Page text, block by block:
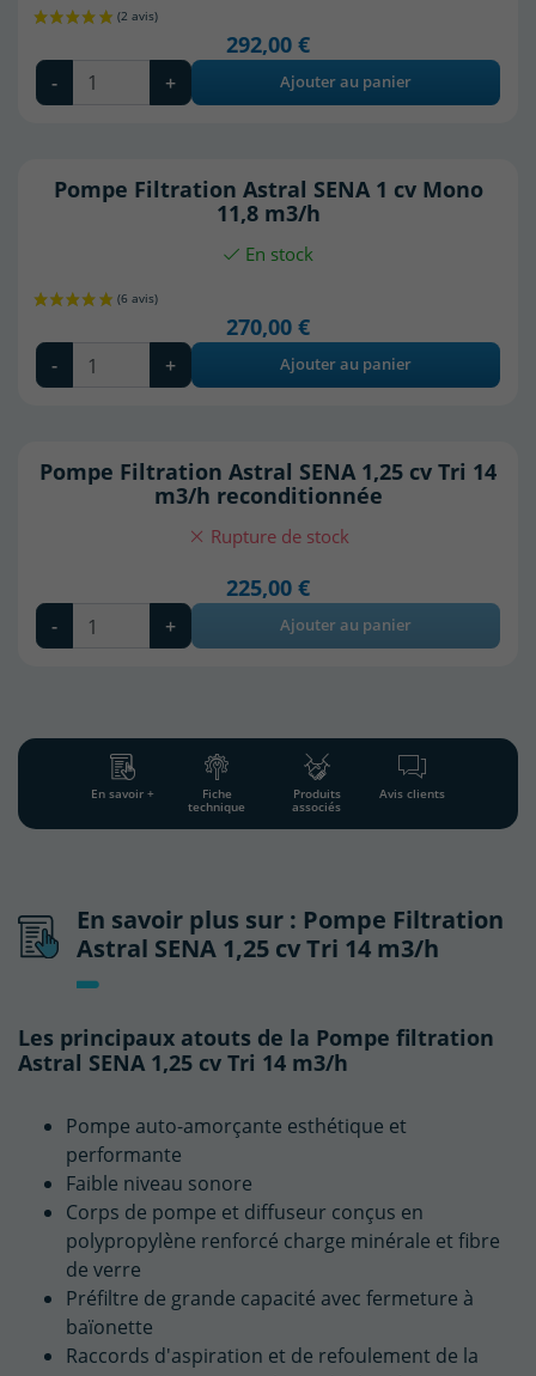
(4 avis)
292,00 €
- + Ajouter au panier
Pompe Filtration Astral SENA 1 cv Mono
11,8 m3/h
En stock
270,00 €
- + Ajouter au panier
Pompe Filtration Astral SENA 1,25 cv Tri 14
m3/h reconditionnée
Rupture de stock
225,00 €
- + Ajouter au panier
En savoir + Fiche
technique
Produits
associés
Avis clients
En savoir plus sur : Pompe Filtration
Astral SENA 1,25 cv Tri 14 m3/h
Les principaux atouts de la Pompe filtration
Astral SENA 1,25 cv Tri 14 m3/h
Pompe auto-amorçante esthétique et
performante
Faible niveau sonore
Corps de pompe et diffuseur conçus en
polypropylène renforcé charge minérale et fibre
de verre
Préfiltre de grande capacité avec fermeture à
baïonette
Raccords d'aspiration et de refoulement de la